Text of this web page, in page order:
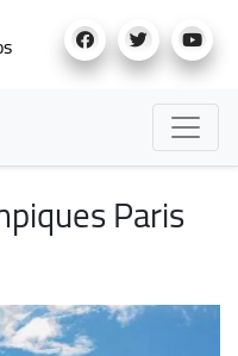
Paris